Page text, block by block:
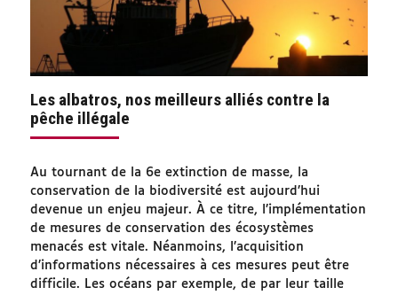
Les albatros, nos meilleurs alliés contre la
pêche illégale
Au tournant de la 6e extinction de masse, la
conservation de la biodiversité est aujourd’hui
devenue un enjeu majeur. À ce titre, l’implémentation
de mesures de conservation des écosystèmes
menacés est vitale. Néanmoins, l’acquisition
d’informations nécessaires à ces mesures peut être
difficile. Les océans par exemple, de par leur taille